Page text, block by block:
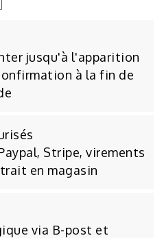
jusqu'à l'apparition
à la fin de
Stripe, virements
en magasin
via B-post et